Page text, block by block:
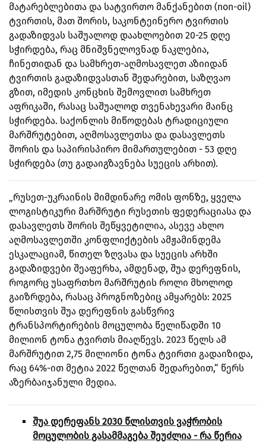
მატარებლებითა და სატვირთო მანქანებით (non-oil)
ტვირთის, მათ შორის, საკონტეინერო ტვირთის
გადაზიდვას საშუალოდ დაახლოებით 20-25 დღე
სჭირდება, რაც მნიშვნელოვნად ნაკლებია,
ჩინეთიდან და სამხრეთ-აღმოსავლეთ აზიიდან
ტვირთის გადაზიდვასთან შედარებით, საზღვაო
გზით, იმედის კონცხის შემოვლით სამხრეთ
აფრიკაში, რასაც საშუალოდ თვენახევარი მაინც
სჭირდება. საქონლის მიწოდებას ტრადიციული
მარშრუტებით, აღმოსავლეთსა და დასავლეთს
შორის და საპირისპირო მიმართულებით - 53 დღე
სჭირდება (თუ გადაიგზავნება სუეცის არხით).
„რუსეთ-უკრაინის მიმდინარე ომის ფონზე, ყველა
ლოგისტიკური მარშრუტი რუსეთის ფედერაციასა და
დასავლეთს შორის შეწყვეტილია, ასევე ახლო
აღმოსავლეთში კონფლიქტების ამჟამინდემა
ესკალაციამ, წითელ ზღვასა და სუეცის არხში
გადაზიდვები შეაფერხა, ამდენად, შუა დერეფნის,
როგორც უსაფრთხო მარშრუტის როლი მხოლოდ
გაიზრდება, რასაც პროგნოზებიც ამყარებს: 2025
წლისთვის შუა დერეფნის გასწვრივ
ტრანსპორტირების მოცულობა წელიწადში 10
მილიონ ტონა ტვირთს მიაღწევს. 2023 წელს ამ
მარშრუტით 2,75 მილიონი ტონა ტვირთი გადაიზიდა,
რაც 64%-ით მეტია 2022 წელთან შედარებით,“ წერს
აზერბაიჯანული მედია.
შუა დერეფანს 2030 წლისთვის ვაჭრობის
მოცულობის გასამმაგება შეუძლია - რა წერია